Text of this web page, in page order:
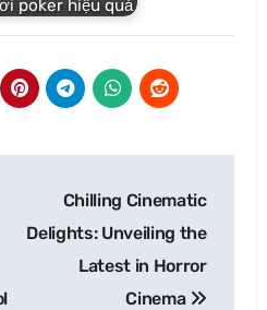
poker hiệu quả
Chilling Cinematic
Delights: Unveiling the
Latest in Horror
Cinema